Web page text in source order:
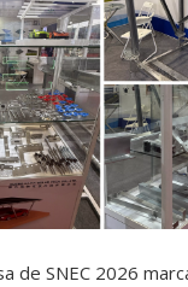
de SNEC 2026